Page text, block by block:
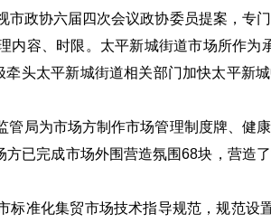
市政协六届四次会议政协委员提案，专
内容、时限。太平新城街道市场所作为
头太平新城街道相关部门加快太平新
管局为市场方制作市场管理制度牌、健
已完成市场外围营造氛围68块，营造
标准化集贸市场技术指导规范，规范设